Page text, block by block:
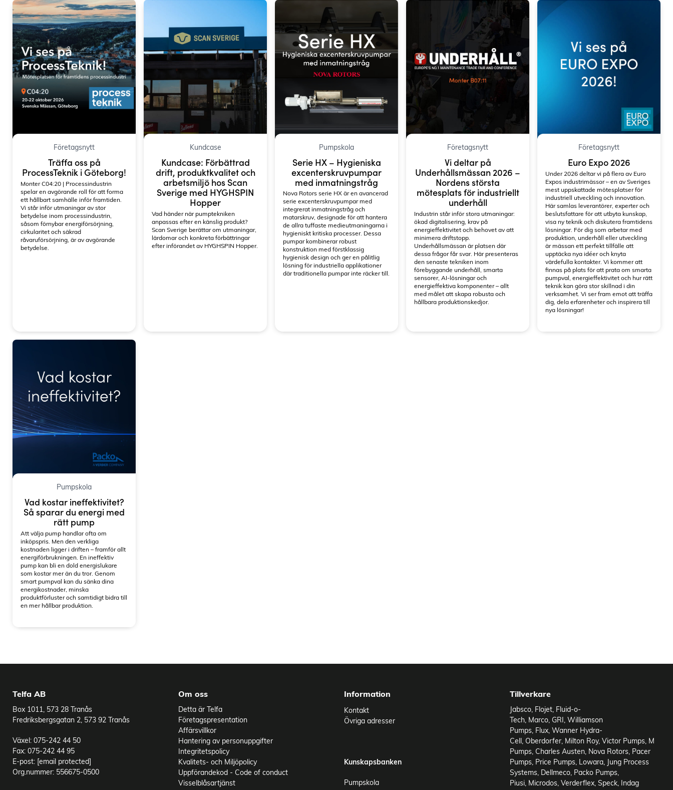
Add to existing cart row Add as new cart row
Företagsnytt
Träffa oss på
ProcessTeknik i Göteborg!
Monter C04:20 | Processindustrin
spelar en avgörande roll för att forma
ett hållbart samhälle inför framtiden.
Vi står inför utmaningar av stor
betydelse inom processindustrin,
såsom förnybar energiförsörjning,
cirkularitet och säkrad
råvaruförsörjning, är av avgörande
betydelse.
Kundcase
Kundcase: Förbättrad
drift, produktkvalitet och
arbetsmiljö hos Scan
Sverige med HYGHSPIN
Hopper
Vad händer när pumptekniken
anpassas efter en känslig produkt?
Scan Sverige berättar om utmaningar,
lärdomar och konkreta förbättringar
efter införandet av HYGHSPIN Hopper.
Pumpskola
Serie HX – Hygieniska
excenterskruvpumpar
med inmatningstråg
Nova Rotors serie HX är en avancerad
serie excenterskruvpumpar med
integrerat inmatningstråg och
matarskruv, designade för att hantera
de allra tuffaste medieutmaningarna i
hygieniskt kritiska processer. Dessa
pumpar kombinerar robust
konstruktion med förstklassig
hygienisk design och ger en pålitlig
lösning för industriella applikationer
där traditionella pumpar inte räcker till.
Företagsnytt
Vi deltar på
Underhållsmässan 2026 –
Nordens största
mötesplats för industriellt
underhåll
Industrin står inför stora utmaningar:
ökad digitalisering, krav på
energieffektivitet och behovet av att
minimera driftstopp.
Underhållsmässan är platsen där
dessa frågor får svar. Här presenteras
den senaste tekniken inom
förebyggande underhåll, smarta
sensorer, AI-lösningar och
energieffektiva komponenter – allt
med målet att skapa robusta och
hållbara produktionskedjor.
Företagsnytt
Euro Expo 2026
Under 2026 deltar vi på flera av Euro
Expos industrimässor – en av Sveriges
mest uppskattade mötesplatser för
industriell utveckling och innovation.
Här samlas leverantörer, experter och
beslutsfattare för att utbyta kunskap,
visa ny teknik och diskutera framtidens
lösningar. För dig som arbetar med
produktion, underhåll eller utveckling
är mässan ett perfekt tillfälle att
upptäcka nya idéer och knyta
värdefulla kontakter. Vi kommer att
finnas på plats för att prata om smarta
pumpval, energieffektivitet och hur rätt
teknik kan göra stor skillnad i din
verksamhet. Vi ser fram emot att träffa
dig, dela erfarenheter och inspirera till
nya lösningar!
Pumpskola
Vad kostar ineffektivitet?
Så sparar du energi med
rätt pump
Att välja pump handlar ofta om
inköpspris. Men den verkliga
kostnaden ligger i driften – framför allt
energiförbrukningen. En ineffektiv
pump kan bli en dold energislukare
som kostar mer än du tror. Genom
smart pumpval kan du sänka dina
energikostnader, minska
produktförluster och samtidigt bidra till
en mer hållbar produktion.
Telfa AB
Box 1011, 573 28 Tranås
Fredriksbergsgatan 2, 573 92 Tranås
Växel: 075-242 44 50
Fax: 075-242 44 95
E-post: [email protected]
Org.nummer: 556675-0500
Om oss
Detta är Telfa
Företagspresentation
Affärsvillkor
Hantering av personuppgifter
Integritetspolicy
Kvalitets- och Miljöpolicy
Uppförandekod - Code of conduct
Visselblåsartjänst
Information
Kontakt
Övriga adresser
Kunskapsbanken
Pumpskola
Tillverkare
Jabsco, Flojet, Fluid-o-
Tech, Marco, GRI, Williamson
Pumps, Flux, Wanner Hydra-
Cell, Oberdorfer, Milton Roy, Victor Pumps, M
Pumps, Charles Austen, Nova Rotors, Pacer
Pumps, Price Pumps, Lowara, Jung Process
Systems, Dellmeco, Packo Pumps,
Piusi, Microdos, Verderflex, Speck, Indag